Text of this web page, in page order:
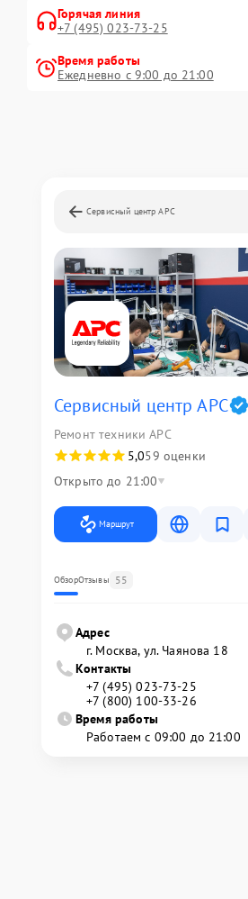
Горячая линия
+7 (495) 023-73-25
Время работы
Ежедневно с 9:00 до 21:00
Сервисный центр APC
Сервисный центр APC
Ремонт техники APC
5,059 оценки
Открыто до 21:00
Маршрут
ОбзорОтзывы 55
Адрес
г. Москва, ул. Чаянова 18
Контакты
+7 (495) 023-73-25
+7 (800) 100-33-26
Время работы
Работаем с 09:00 до 21:00